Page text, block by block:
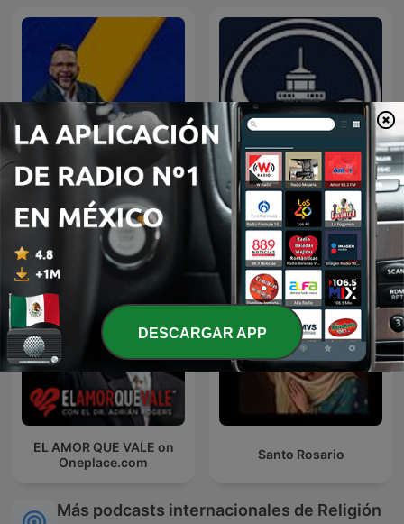
LA DOSIS DIARIA ROKA Predicaciones Cristianas
EL AMOR QUE VALE on
Oneplace.com
Santo Rosario
Más podcasts internacionales de Religión
DESCARGAR APP